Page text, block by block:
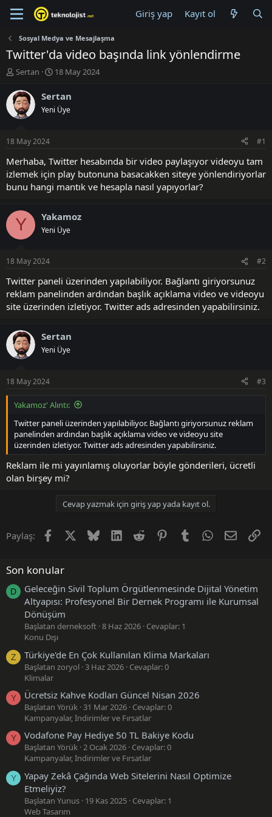
Giriş yap Kayıt ol
Sosyal Medya ve Mesajlaşma
Twitter'da video başında link yönlendirme
K
n
u
y
B
a
ş
a
t
n
Sertan
B
ş
l
a
ç
a
h
i
18 May 2024
Sertan
Yeni Üye
18 May 2024 #1
Merhaba, Twitter hesabında bir video paylaşıyor videoyu tam
izlemek için play butonuna basacakken siteye yönlendiriyorlar
bunu hangi mantık ve hesapla nasıl yapıyorlar?
Y Yakamoz
Yeni Üye
18 May 2024 #2
Twitter paneli üzerinden yapılabiliyor. Bağlantı giriyorsunuz
reklam panelinden ardından başlık açıklama video ve videoyu
site üzerinden izletiyor. Twitter ads adresinden yapabilirsiniz.
Sertan
Yeni Üye
18 May 2024 #3
Yakamoz' Alıntı:
Twitter paneli üzerinden yapılabiliyor. Bağlantı giriyorsunuz reklam
panelinden ardından başlık açıklama video ve videoyu site
üzerinden izletiyor. Twitter ads adresinden yapabilirsiniz.
Reklam ile mi yayınlamış oluyorlar böyle gönderileri, ücretli
olan birşey mi?
Cevap yazmak için giriş yap yada kayıt ol.
Paylaş: FacebookX (Twitter)
BlueskyLinkedInReddit PinterestTumblr WhatsApp
E-posta
Son konular
D
Geleceğin Sivil Toplum Örgütlenmesinde Dijital Yönetim
Altyapısı: Profesyonel Bir Dernek Programı ile Kurumsal
Dönüşüm
Başlatan derneksoft 8 Haz 2026 Cevaplar: 1
Konu Dışı
Z Türkiye'de En Çok Kullanılan Klima Markaları
Başlatan zoryol 3 Haz 2026 Cevaplar: 0
Klimalar
Y Ücretsiz Kahve Kodları Güncel Nisan 2026
Başlatan Yörük 31 Mar 2026 Cevaplar: 0
Kampanyalar, İndirimler ve Fırsatlar
Y Vodafone Pay Hediye 50 TL Bakiye Kodu
Başlatan Yörük 2 Ocak 2026 Cevaplar: 0
Kampanyalar, İndirimler ve Fırsatlar
Y
Yapay Zekâ Çağında Web Sitelerini Nasıl Optimize
Etmeliyiz?
Başlatan Yunus 19 Kas 2025 Cevaplar: 1
Web Tasarım